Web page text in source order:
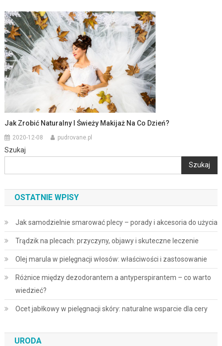
Jak Zrobić Naturalny I Świeży Makijaż Na Co Dzień?
2020-12-08 pudrovane.pl
Szukaj
Szukaj
OSTATNIE WPISY
Jak samodzielnie smarować plecy – porady i akcesoria do użycia
Trądzik na plecach: przyczyny, objawy i skuteczne leczenie
Olej marula w pielęgnacji włosów: właściwości i zastosowanie
Różnice między dezodorantem a antyperspirantem – co warto
wiedzieć?
Ocet jabłkowy w pielęgnacji skóry: naturalne wsparcie dla cery
URODA